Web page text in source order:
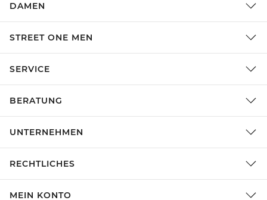
DAMEN
STREET ONE MEN
SERVICE
BERATUNG
UNTERNEHMEN
RECHTLICHES
MEIN KONTO